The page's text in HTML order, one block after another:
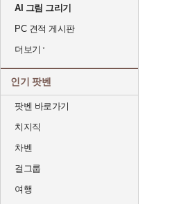
AI 그림 그리기
PC 견적 게시판
더보기
인기 팟벤
팟벤 바로가기
치지직
차벤
걸그룹
여행